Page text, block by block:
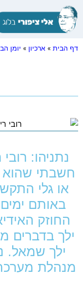
דף הבית » ארכיון » יומן
נתניהו:
חשבתי
או גלי
באותם
החוזק
ילך בדברים
ילך שמאל.
מנהלת